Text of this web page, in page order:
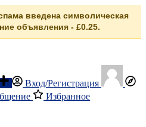
введена символическая
объявления - £0.25.
Вход/Регистрация
Избранное